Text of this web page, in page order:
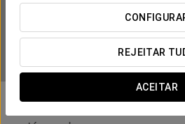
REJEITAR
ACEITAR
QUANDO QUER IR?